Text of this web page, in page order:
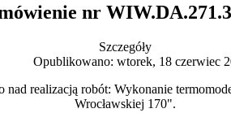
nr
Szczegóły
Opublikowano: wtorek, 18 czerwiec
nad realizacją robót: Wykonanie
Wrocławskiej 170".